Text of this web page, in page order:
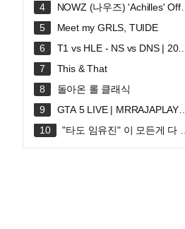
NOWZ (나우즈) 'Achilles' Offici
al Music Video
Meet my GRLS, TUIDE
T1 vs HLE - NS vs DNS | 2026
LCK
This & That
돌아온 롤 클래식
GTA 5 LIVE | MRRAJAPLAY#s
hortslive #shortsfeed #gta5 #gtaonli
ne
"타도 임유진" 이 모든게 다 너